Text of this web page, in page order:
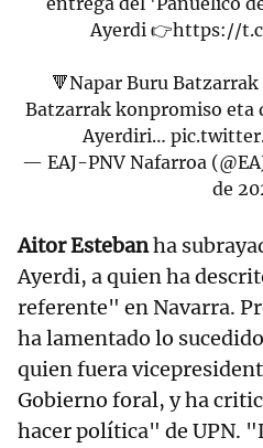
Ayerdi 👉https://
🔻Napar Buru
Batzarrak konpromiso eta
Ayerdiri…
— EAJ-PNV Nafarroa
de
Aitor Estebanha
Ayerdi, a quien ha
referente" en Navarra.
ha lamentado lo
quien fuera
Gobierno foral, y ha
hacer política" de UPN.